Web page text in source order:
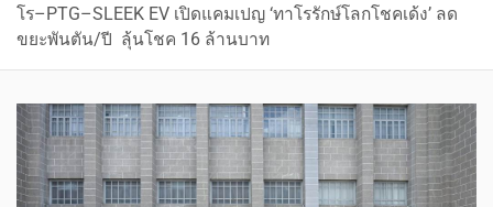
โร–PTG–SLEEK EV เปิดแคมเปญ ‘ทาโรรักษ์โลกโชคเด้ง’ ลด
ขยะพันตัน/ปี ลุ้นโชค 16 ล้านบาท